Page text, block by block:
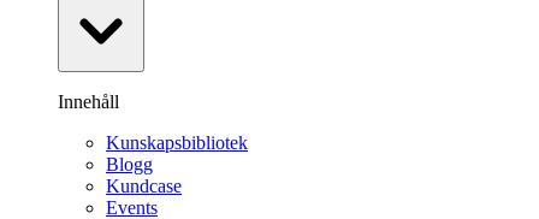
Innehåll
Kunskapsbibliotek
Blogg
Kundcase
Events